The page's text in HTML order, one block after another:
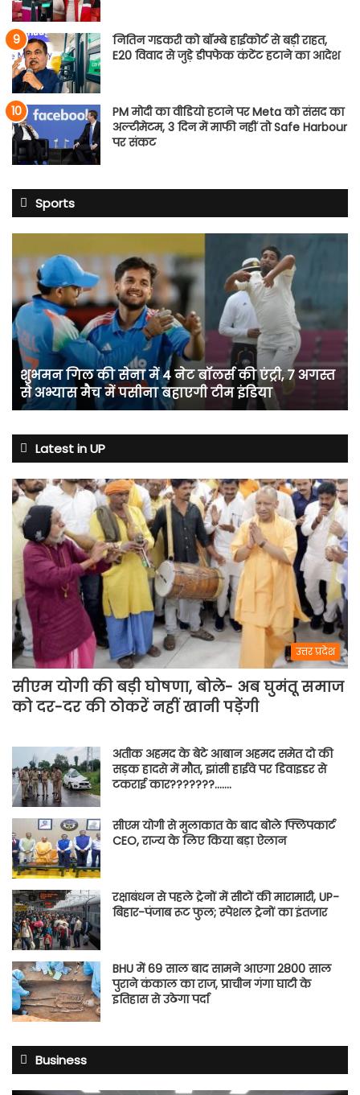
नितिन गडकरी को बॉम्बे हाईकोर्ट से बड़ी राहत,
E20 विवाद से जुड़े डीपफेक कंटेंट हटाने का आदेश
PM मोदी का वीडियो हटाने पर Meta को संसद का
अल्टीमेटम, 3 दिन में माफी नहीं तो Safe Harbour
पर संकट
Sports
गिल
की
में
4
नेट
बॉलर्स
की
एंट्री,
7
अभ्यास
मैच
में
पसीना
बहाएगी
टीम
इंडिया
शुभमन गिल की सेना में 4 नेट बॉलर्स की एंट्री, 7 अगस्त
से अभ्यास मैच में पसीना बहाएगी टीम इंडिया
Latest in UP
उत्तर प्रदेश
सीएम योगी की बड़ी घोषणा, बोले- अब घुमंतू समाज
को दर-दर की ठोकरें नहीं खानी पड़ेंगी
अतीक अहमद के बेटे आबान अहमद समेत दो की
सड़क हादसे में मौत, झांसी हाईवे पर डिवाइडर से
टकराई कार???????…….
सीएम योगी से मुलाकात के बाद बोले फ्लिपकार्ट
CEO, राज्य के लिए किया बड़ा ऐलान
रक्षाबंधन से पहले ट्रेनों में सीटों की मारामारी, UP-
बिहार-पंजाब रूट फुल; स्पेशल ट्रेनों का इंतजार
BHU में 69 साल बाद सामने आएगा 2800 साल
पुराने कंकाल का राज, प्राचीन गंगा घाटी के
इतिहास से उठेगा पर्दा
Business